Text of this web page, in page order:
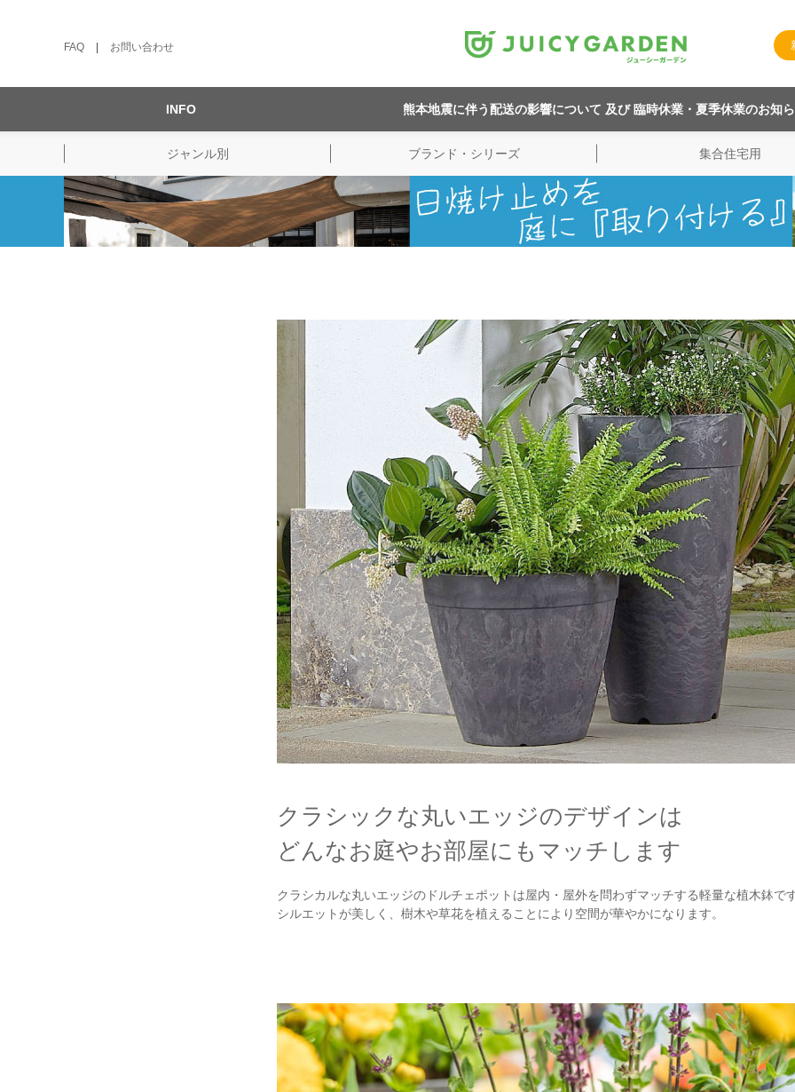
FAQ お問い合わせ
INFO 熊本地震に伴う配送の影響について 及び 臨時休業・夏季休業のお知
ジャンル別 ブランド・シリーズ 集合住宅用
クラシックな丸いエッジのデザインは
どんなお庭やお部屋にもマッチします
クラシカルな丸いエッジのドルチェポットは屋内・屋外を問わずマッチする軽量な植木鉢で
シルエットが美しく、樹木や草花を植えることにより空間が華やかになります。